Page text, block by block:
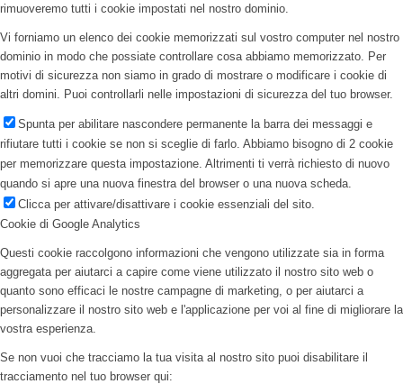
rimuoveremo tutti i cookie impostati nel nostro dominio.
Vi forniamo un elenco dei cookie memorizzati sul vostro computer nel nostro
dominio in modo che possiate controllare cosa abbiamo memorizzato. Per
motivi di sicurezza non siamo in grado di mostrare o modificare i cookie di
altri domini. Puoi controllarli nelle impostazioni di sicurezza del tuo browser.
Spunta per abilitare nascondere permanente la barra dei messaggi e
rifiutare tutti i cookie se non si sceglie di farlo. Abbiamo bisogno di 2 cookie
per memorizzare questa impostazione. Altrimenti ti verrà richiesto di nuovo
quando si apre una nuova finestra del browser o una nuova scheda.
Clicca per attivare/disattivare i cookie essenziali del sito.
Cookie di Google Analytics
Questi cookie raccolgono informazioni che vengono utilizzate sia in forma
aggregata per aiutarci a capire come viene utilizzato il nostro sito web o
quanto sono efficaci le nostre campagne di marketing, o per aiutarci a
personalizzare il nostro sito web e l'applicazione per voi al fine di migliorare la
vostra esperienza.
Se non vuoi che tracciamo la tua visita al nostro sito puoi disabilitare il
tracciamento nel tuo browser qui: